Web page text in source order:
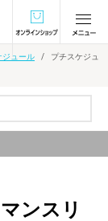
オンラインショ
ジュール
プチスケジュ
ンスリ